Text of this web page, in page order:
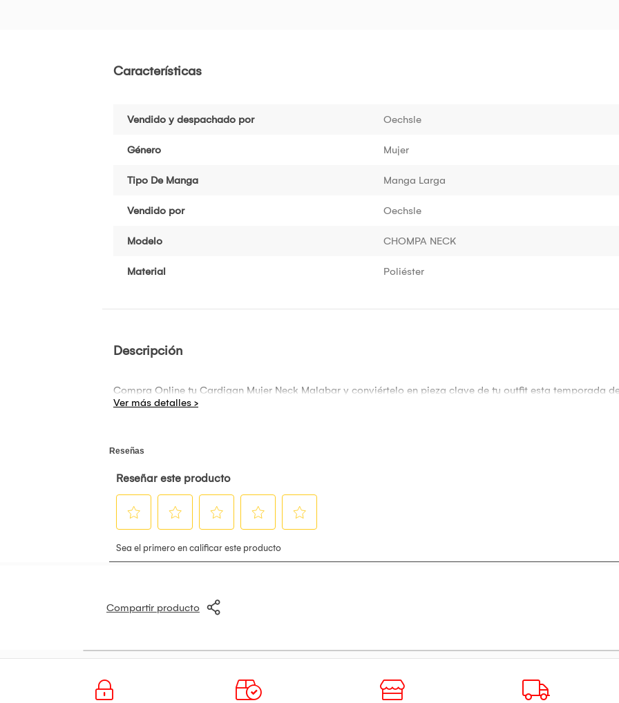
Características
Vendido y despachado por Oechsle
Género Mujer
Tipo De Manga Manga Larga
Vendido por Oechsle
Modelo CHOMPA NECK
Material Poliéster
Descripción
Compra Online tu Cardigan Mujer Neck Malabar y conviértelo en pieza clave de tu outfit esta temporada
Compartir producto